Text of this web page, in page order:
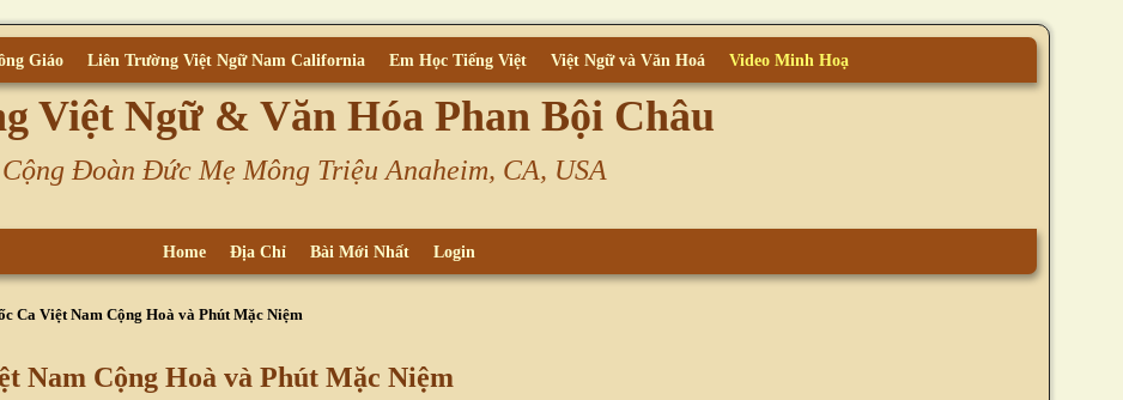
Giáo Liên Trường Việt Ngữ Nam California Em Học Tiếng Việt Việt Ngữ và Văn Hoá Video Minh Hoạ
Việt Ngữ & Văn Hóa Phan Bội Châu
Cộng Đoàn Đức Mẹ Mông Triệu Anaheim, CA, USA
Home Địa Chỉ Bài Mới Nhất Login
Ca Việt Nam Cộng Hoà và Phút Mặc Niệm
Nam Cộng Hoà và Phút Mặc Niệm